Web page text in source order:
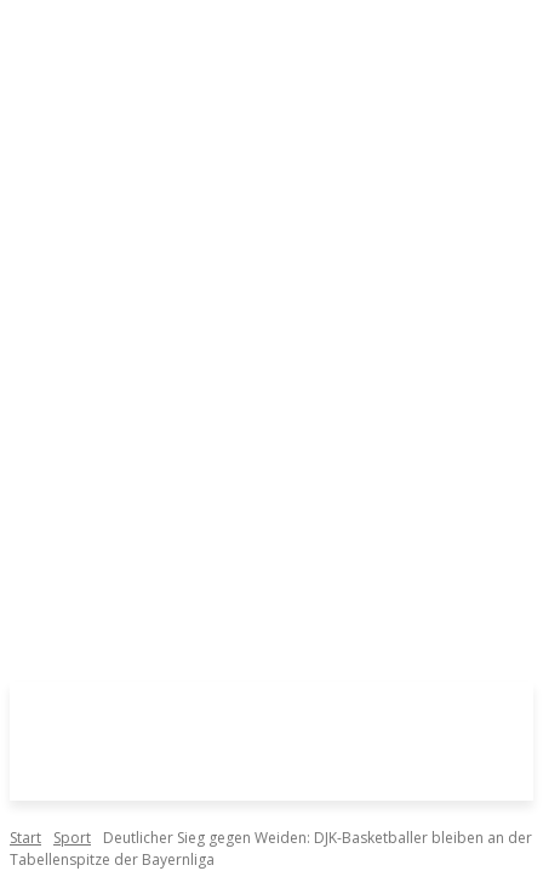
Start Sport
Deutlicher Sieg gegen Weiden: DJK-Basketballer bleiben an der
Tabellenspitze der Bayernliga